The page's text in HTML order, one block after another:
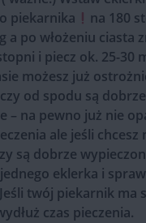
piekarnika
na 180
a po włożeniu ciasta
i piecz ok. 25-30
możesz już
od spodu są dobrze
– na pewno już nie
ale jeśli chcesz
są dobrze
eklerka i
twój piekarnik ma
czas pieczenia.